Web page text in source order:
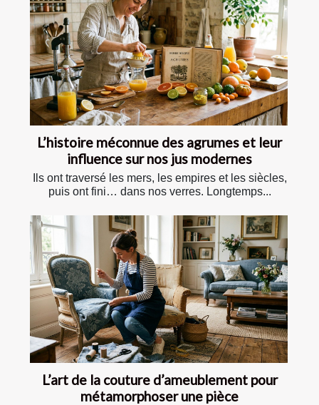
L’histoire méconnue des agrumes et leur
influence sur nos jus modernes
Ils ont traversé les mers, les empires et les siècles,
puis ont fini… dans nos verres. Longtemps...
L’art de la couture d’ameublement pour
métamorphoser une pièce